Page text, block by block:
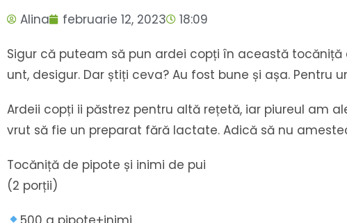
Alina februarie 12, 2023 18:09
Sigur că puteam să pun ardei copți în această
unt, desigur. Dar știți ceva? Au fost bune și așa. Pentru
Ardeii copți ii păstrez pentru altă rețetă, iar piureul am
vrut să fie un preparat fără lactate. Adică să nu
Tocăniță de pipote și inimi de pui
(2 porții)